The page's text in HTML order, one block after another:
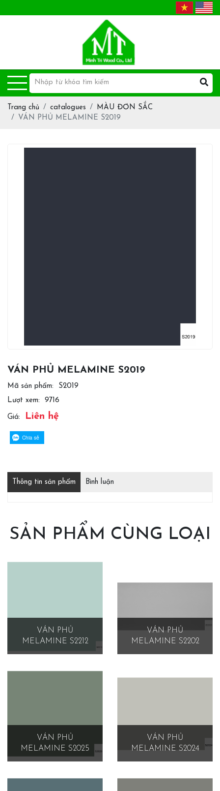
Trang chủ catalogues
MÀU ĐƠN SẮC
VÁN PHỦ MELAMINE S2019
VÁN PHỦ MELAMINE S2019
Mã sản phẩm:
S2019
Lượt xem:
9716
Giá: Liên hệ
Chia sẻ
Thông tin sản phẩm Bình luận
SẢN PHẨM CÙNG LOẠI
VÁN PHỦ
MELAMINE S2212
VÁN PHỦ
MELAMINE S2202
VÁN PHỦ
MELAMINE S2025
VÁN PHỦ
MELAMINE S2024